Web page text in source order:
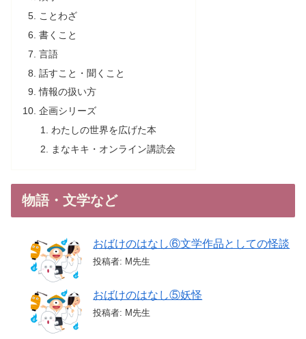
ことわざ
書くこと
言語
話すこと・聞くこと
情報の扱い方
企画シリーズ
わたしの世界を広げた本
まなキキ・オンライン講読会
物語・文学など
おばけのはなし⑥文学作品としての怪談
投稿者: M先生
おばけのはなし⑤妖怪
投稿者: M先生